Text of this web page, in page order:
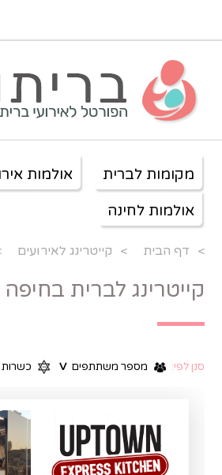
מקומות לברית אולמות
אולמות לחינה
> דף הבית > קייטרינג לאירועים
קייטרינג לברית בחיפה
סנן לפי: מספר משתתפים V כשרות